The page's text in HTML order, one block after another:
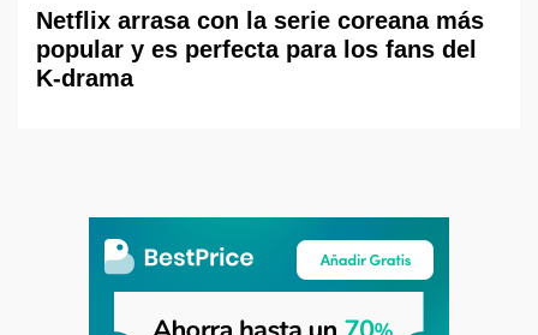
Netflix arrasa con la serie coreana más
popular y es perfecta para los fans del
K-drama